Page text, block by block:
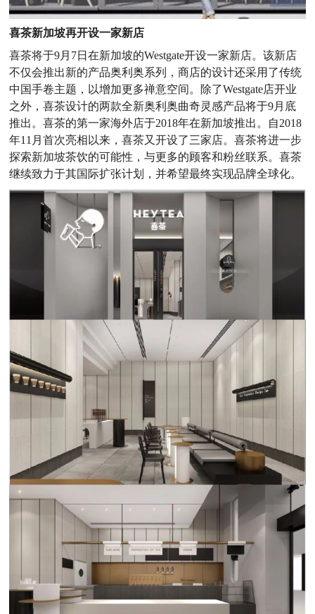
喜茶新加坡再开设一家新店
喜茶将于9月7日在新加坡的Westgate开设一家新店。该新店
不仅会推出新的产品奥利奥系列，商店的设计还采用了传统
中国手卷主题，以增加更多禅意空间。除了Westgate店开业
之外，喜茶设计的两款全新奥利奥曲奇灵感产品将于9月底
推出。喜茶的第一家海外店于2018年在新加坡推出。自2018
年11月首次亮相以来，喜茶又开设了三家店。喜茶将进一步
探索新加坡茶饮的可能性，与更多的顾客和粉丝联系。喜茶
继续致力于其国际扩张计划，并希望最终实现品牌全球化。